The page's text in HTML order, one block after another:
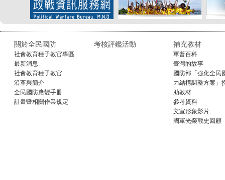
關於全民國防
社會教育種子教官專區
最新消息
社會教育種子教官
沿革與簡介
全民國防應變手冊
計畫暨相關作業規定
考核評鑑活動 補充教材
軍普百科
臺灣的故事
國防部「強化全民
力結構調整方案」
助教材
參考資料
文宣形象影片
國軍光榮戰史回顧